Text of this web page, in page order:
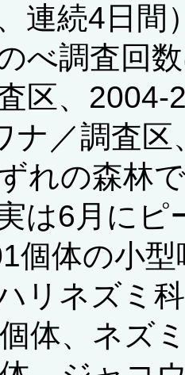
連続4日間
べ調査回
区、2004-
ナ／調査
れの森林
は6月にピ
個体の小
リネズミ
体、ネズ